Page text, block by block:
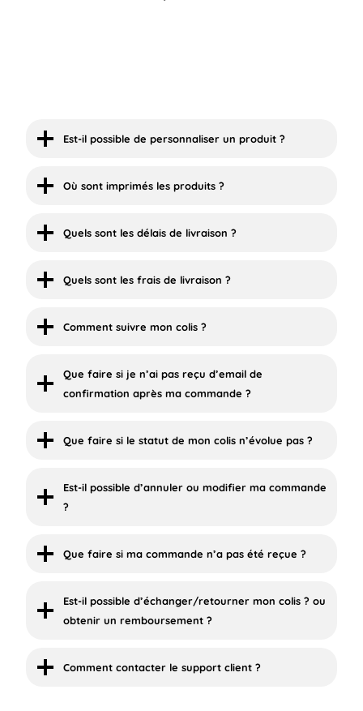
Est-il possible de personnaliser un produit ?
Où sont imprimés les produits ?
Quels sont les délais de livraison ?
Quels sont les frais de livraison ?
Comment suivre mon colis ?
Que faire si je n’ai pas reçu d’email de
confirmation après ma commande ?
Que faire si le statut de mon colis n’évolue pas ?
Est-il possible d’annuler ou modifier ma commande
?
Que faire si ma commande n’a pas été reçue ?
Est-il possible d’échanger/retourner mon colis ? ou
obtenir un remboursement ?
Comment contacter le support client ?